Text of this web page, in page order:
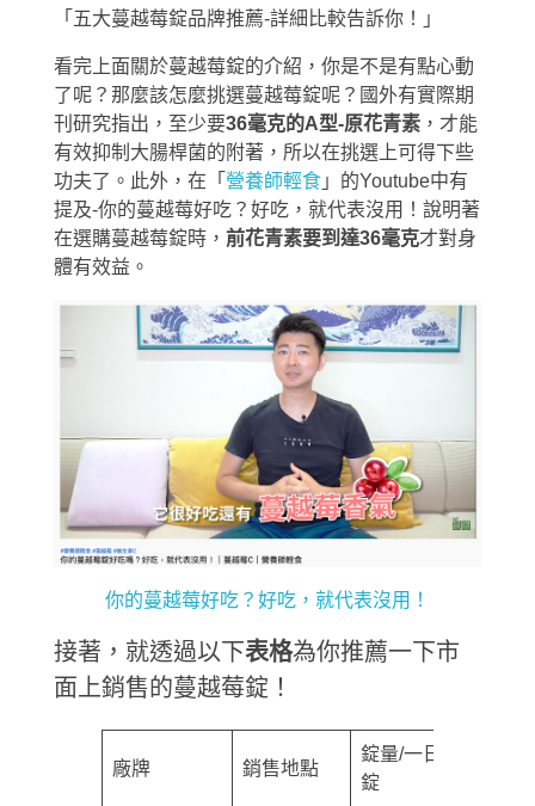
「五大蔓越莓錠品牌推薦-詳細比較告訴你！」
看完上面關於蔓越莓錠的介紹，你是不是有點心動
了呢？那麼該怎麼挑選蔓越莓錠呢？國外有實際期
刊研究指出，至少要36毫克的A型-原花青素 ，才能
有效抑制大腸桿菌的附著，所以在挑選上可得下些
功夫了。此外，在「 營養師輕食 」的Youtube中有
提及-你的蔓越莓好吃？好吃，就代表沒用！說明著
在選購蔓越莓錠時， 前花青素要到達36毫克才對身
體有效益。
你的蔓越莓好吃？好吃，就代表沒用！
接著，就透過以下表格為你推薦一下市
面上銷售的蔓越莓錠！
廠牌 銷售地點
錠量/一日幾
錠